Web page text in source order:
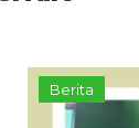
Berita